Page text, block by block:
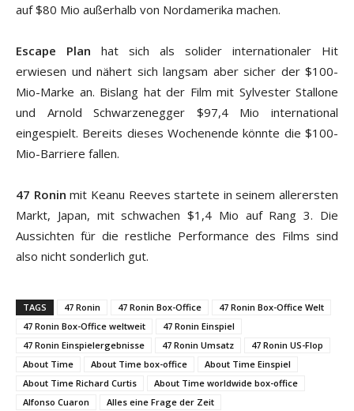
auf $80 Mio außerhalb von Nordamerika machen.
Escape Plan hat sich als solider internationaler Hit
erwiesen und nähert sich langsam aber sicher der $100-
Mio-Marke an. Bislang hat der Film mit Sylvester Stallone
und Arnold Schwarzenegger $97,4 Mio international
eingespielt. Bereits dieses Wochenende könnte die $100-
Mio-Barriere fallen.
47 Ronin mit Keanu Reeves startete in seinem allerersten
Markt, Japan, mit schwachen $1,4 Mio auf Rang 3. Die
Aussichten für die restliche Performance des Films sind
also nicht sonderlich gut.
TAGS 47 Ronin 47 Ronin Box-Office
47 Ronin Box-Office Welt
47 Ronin Box-Office weltweit
47 Ronin Einspiel
47 Ronin Einspielergebnisse
47 Ronin Umsatz
47 Ronin US-Flop
About Time
About Time box-office
About Time Einspiel
About Time Richard Curtis
About Time worldwide box-office
Alfonso Cuaron
Alles eine Frage der Zeit